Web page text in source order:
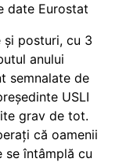
date Eurostat
și posturi, cu 3
anului
semnalate de
USLI
grav de tot.
că oamenii
se întâmplă cu